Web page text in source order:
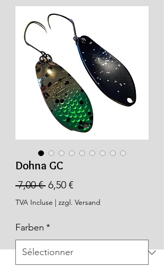
Dohna GC
7,00 € Prix
original
6,50 €Prix
promotionnel
TVA Incluse | zzgl. Versand
Farben *